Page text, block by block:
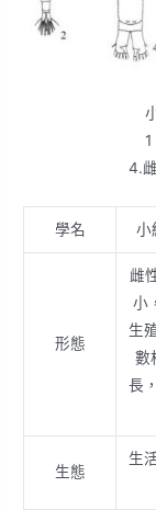
4.
學名 小
形態
雌
小
生
數
長
生態
生